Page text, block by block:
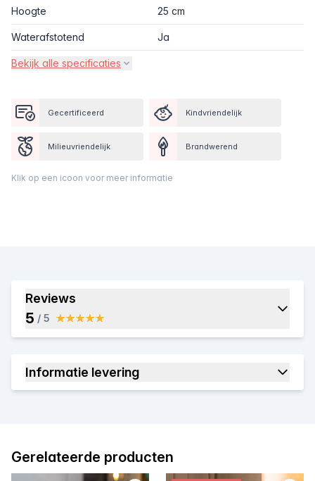
Hoogte 25 cm
Waterafstotend Ja
Bekijk alle specificaties
Gecertificeerd Kindvriendelijk
Milieuvriendelijk Brandwerend
Klik op een icoon voor meer informatie
Reviews
5 / 5
Informatie levering
Gerelateerde producten